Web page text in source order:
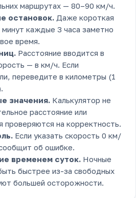
маршрутах — 80–90 км/ч.
остановок. Даже короткая
минут каждые 3 часа заметно
время.
Расстояние вводится в
— в км/ч. Если
переведите в километры (1
значения. Калькулятор не
расстояние или
проверяются на корректность.
Если указать скорость 0 км/
об ошибке.
временем суток. Ночные
быстрее из-за свободных
большей осторожности.